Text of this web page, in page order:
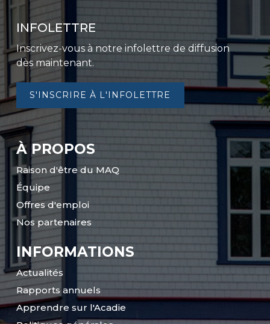
INFOLETTRE
Inscrivez-vous à notre infolettre de diffusion
dès maintenant.
S'INSCRIRE À L'INFOLETTRE
À PROPOS
Raison d'être du MAQ
Équipe
Offres d'emploi
Nos partenaires
INFORMATIONS
Actualités
Rapports annuels
Apprendre sur l'Acadie